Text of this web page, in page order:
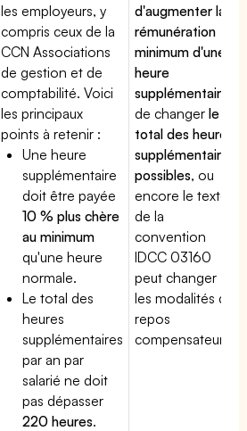
les employeurs, y
compris ceux de la
CCN Associations
de gestion et de
comptabilité. Voici
les principaux
points à retenir :
Une heure
supplémentaire
doit être payée
10 % plus chère
au minimum
qu'une heure
normale.
Le total des
heures
supplémentaires
par an par
salarié ne doit
pas dépasser
220 heures.
d'augmenter la
rémunération
minimum d'une
heure
supplémentaire
de changerle
total des heures
supplémentaires
possibles, ou
encore le texte
de la
convention
IDCC 03160
peut changer
les modalités du
repos
compensateur.